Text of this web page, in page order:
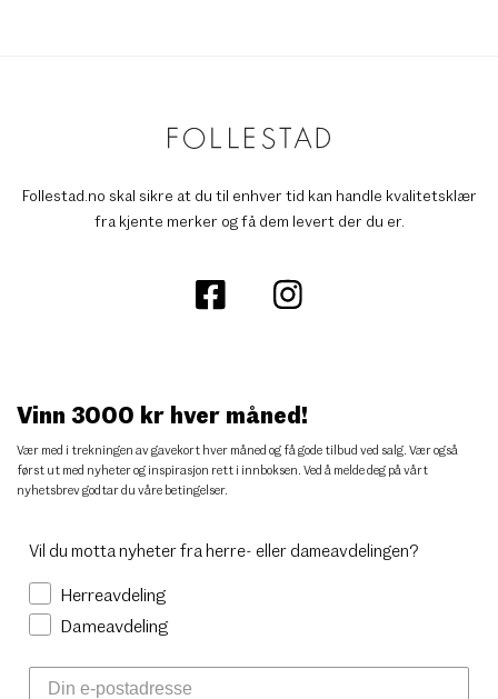
Follestad.no skal sikre at du til enhver tid kan handle kvalitetsklær
fra kjente merker og få dem levert der du er.
Vinn 3000 kr hver måned!
Vær med i trekningen av gavekort hver måned og få gode tilbud ved salg. Vær også
først ut med nyheter og inspirasjon rett i innboksen. Ved å melde deg på vårt
nyhetsbrev godtar du våre betingelser.
Vil du motta nyheter fra herre- eller dameavdelingen?
Herreavdeling
Dameavdeling